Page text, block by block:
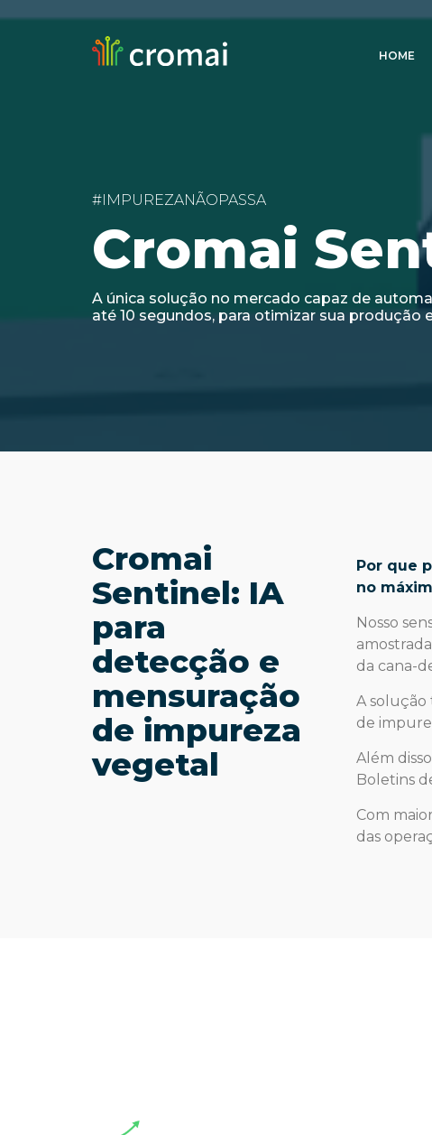
HOME
#IMPUREZANÃOPASSA
Cromai
A única solução no mercado capaz de
até 10 segundos, para otimizar sua produção
Cromai
Sentinel: IA
para
detecção e
mensuração
de impureza
vegetal
Por que
no
Nosso
da cana-
A solução
de
Além
Boletins
Com
das